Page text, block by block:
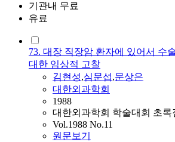
기관내 무료
유료
73. 대장 직장암 환자에 있어서 수
대한 임상적 고찰
김현성,심문섭,문상은
대한외과학회
1988
대한외과학회 학술대회 초록
Vol.1988 No.11
원문보기